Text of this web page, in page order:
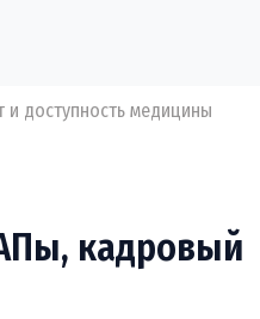
доступность медицины
кадровый